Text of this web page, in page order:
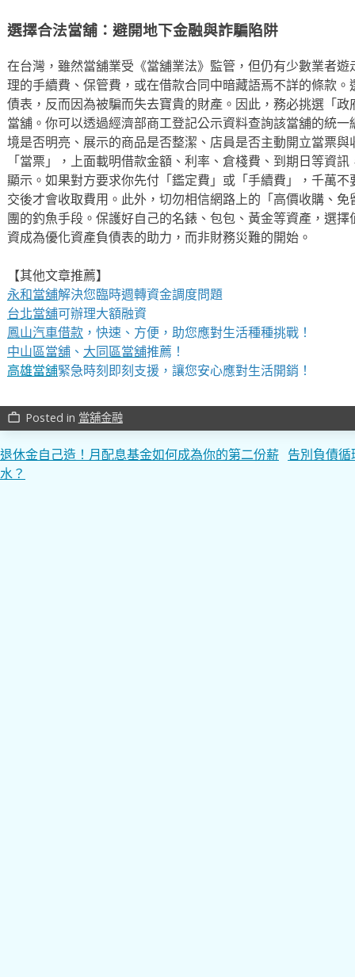
選擇合法當舖：避開地下金融與詐騙陷阱
在台灣，雖然當舖業受《當舖業法》監管，但仍有少數業者
理的手續費、保管費，或在借款合同中暗藏語焉不詳的條款
債表，反而因為被騙而失去寶貴的財產。因此，務必挑選「
當舖。你可以透過經濟部商工登記公示資料查詢該當舖的統
境是否明亮、展示的商品是否整潔、店員是否主動開立當票
「當票」，上面載明借款金額、利率、倉棧費、到期日等資
顯示。如果對方要求你先付「鑑定費」或「手續費」，千萬
交後才會收取費用。此外，切勿相信網路上的「高價收購、
團的釣魚手段。保護好自己的名錶、包包、黃金等資產，選
資成為優化資產負債表的助力，而非財務災難的開始。
【其他文章推薦】
永和當舖解決您臨時週轉資金調度問題
台北當舖可辦理大額融資
鳳山汽車借款，快速、方便，助您應對生活種種挑戰！
中山區當舖、 大同區當舖推薦！
高雄當舖緊急時刻即刻支援，讓您安心應對生活開銷！
work_outline Posted in 當舖金融
文
章
退休金自己造！月配息基金如何成為你的第二份薪
水？
告別負債